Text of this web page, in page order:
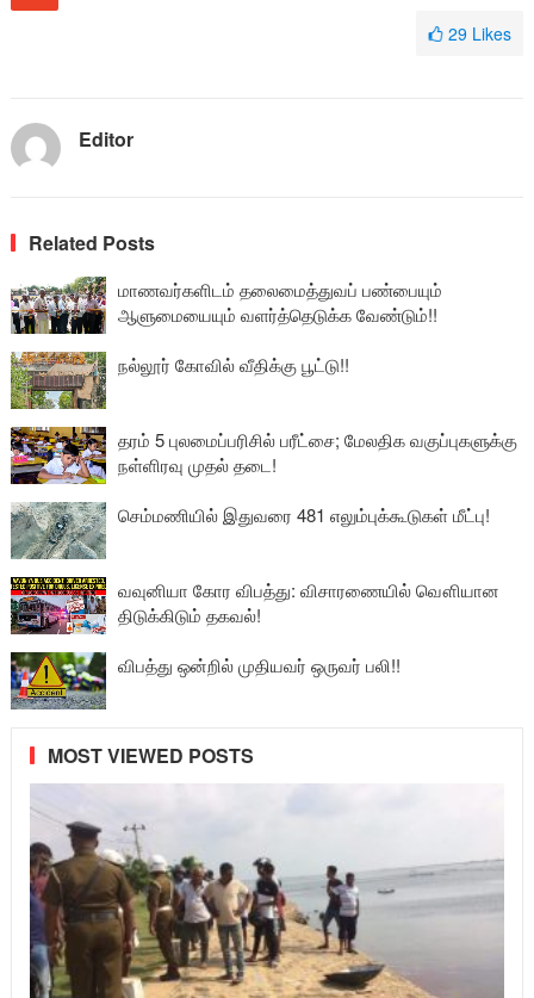
29 Likes
Editor
Related Posts
மாணவர்களிடம் தலைமைத்துவப் பண்பையும்
ஆளுமையையும் வளர்த்தெடுக்க வேண்டும்!!
நல்லூர் கோவில் வீதிக்கு பூட்டு!!
தரம் 5 புலமைப்பரிசில் பரீட்சை; மேலதிக வகுப்புகளுக்கு
நள்ளிரவு முதல் தடை!
செம்மணியில் இதுவரை 481 எலும்புக்கூடுகள் மீட்பு!
வவுனியா கோர விபத்து: விசாரணையில் வௌியான
திடுக்கிடும் தகவல்!
விபத்து ஒன்றில் முதியவர் ஒருவர் பலி!!
MOST VIEWED POSTS